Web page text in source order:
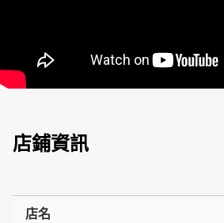
店鋪資訊
店名